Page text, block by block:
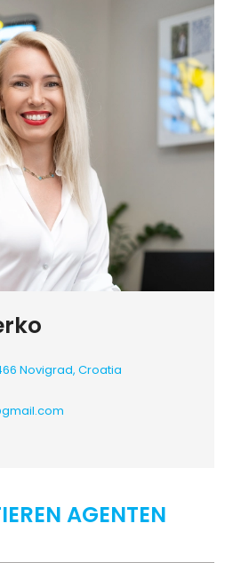
Novigrad, Croatia
AGENTEN